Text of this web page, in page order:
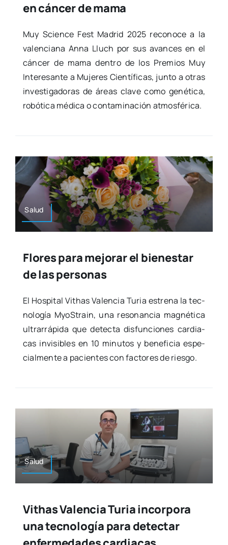
en cáncer de mama
Muy Scien­ce Fest Madrid 2025 reco­no­ce a la
valen­cia­na Anna Lluch por sus avan­ces en el
cán­cer de mama den­tro de los Pre­mios Muy
Intere­san­te a Muje­res Cien­tí­fi­cas, jun­to a otras
inves­ti­ga­do­ras de áreas cla­ve como gené­ti­ca,
robó­ti­ca médi­ca o con­ta­mi­na­ción atmos­fé­ri­ca.
Salud
Flores para mejorar el bienestar
de las personas
El Hos­pi­tal Vithas Valen­cia Turia estre­na la tec­
no­lo­gía MyoS­train, una reso­nan­cia mag­né­ti­ca
ultra­rrá­pi­da que detec­ta dis­fun­cio­nes car­dia­
cas invi­si­bles en 10 minu­tos y bene­fi­cia espe­
cial­men­te a pacien­tes con fac­to­res de ries­go.
Salud
Vithas Valencia Turia incorpora
una tecnología para detectar